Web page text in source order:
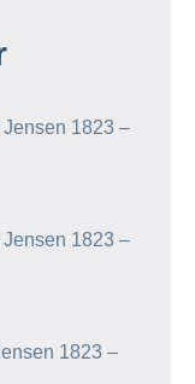
1823 –
1823 –
1823 –